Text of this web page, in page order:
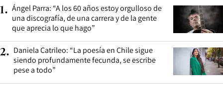
1. Ángel Parra: “A los 60 años estoy orgulloso de
una discografía, de una carrera y de la gente
que aprecia lo que hago”
2. Daniela Catrileo: “La poesía en Chile sigue
siendo profundamente fecunda, se escribe
pese a todo”